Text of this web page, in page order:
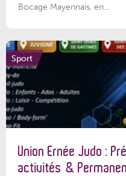
Bocage Mayennais, en...
Sport
Union Ernée Judo :
activités &